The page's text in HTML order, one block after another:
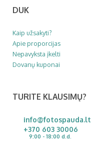
DUK
Kaip užsakyti?
Apie proporcijas
Nepavyksta įkelti
Dovanų kuponai
TURITE KLAUSIMŲ?
info@fotospauda.lt
+370 603 30006
9:00 - 18:00 d.d.